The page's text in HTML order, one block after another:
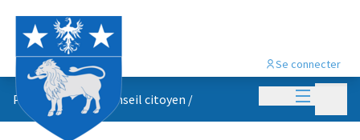
Menu
Se connecter
Propositions du conseil citoyen /